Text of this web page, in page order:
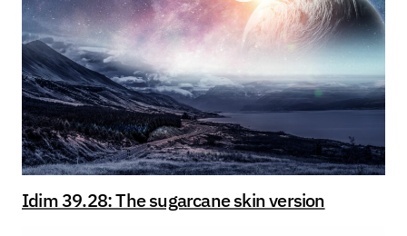
Idim 39.28: The sugarcane skin version